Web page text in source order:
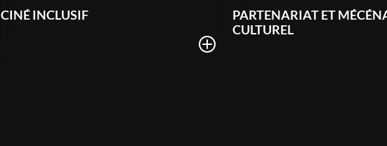
CINÉ INCLUSIF
PARTENARIAT ET
CULTUREL